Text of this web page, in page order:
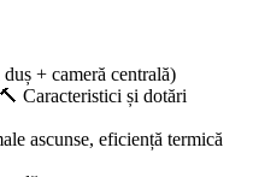
+ cameră centrală)
Caracteristici și dotări
ascunse, eficiență termică